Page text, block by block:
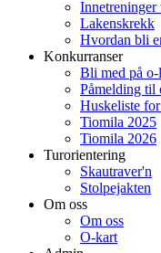
Innetreninger
Lakenskrekk
Hvordan bli
Konkurranser
Bli med på
Påmelding til
Huskeliste
Tiomila 2025
Tiomila 2026
Turorientering
Skautraver'n
Stolpejakten
Om oss
Om oss
O-kart